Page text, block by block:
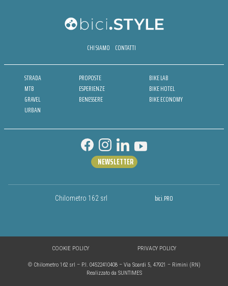
CHI SIAMO CONTATTI
STRADA
MTB
GRAVEL
URBAN
PROPOSTE
ESPERIENZE
BENESSERE
BIKE LAB
BIKE HOTEL
BIKE ECONOMY
Chilometro 162 srl bici.PRO
NEWSLETTER
© Chilometro 162 srl – P.I. 04522410408 – Via Soardi 5, 47921 – Rimini (RN)
Realizzato da SUNTIMES
COOKIE POLICY PRIVACY POLICY